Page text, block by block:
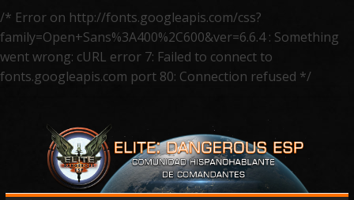
/* Error on http://fonts.googleapis.com/css?
family=Open+Sans%3A400%2C600&ver=6.6.4 : Something
went wrong: cURL error 7: Failed to connect to
fonts.googleapis.com port 80: Connection refused */